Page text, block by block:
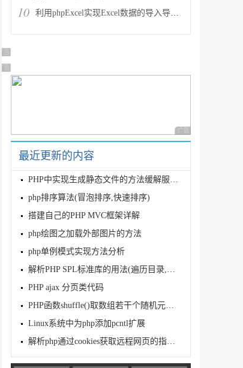
10 利用phpExcel实现Excel数据的导入导出(全步骤详细
广告 商业广告，理性选择
广告 商业广告，理性选择
广告 商业广告，理性
最近更新的内容
PHP中实现生成静态文件的方法缓解服务器压力
php排序算法(冒泡排序,快速排序)
搭建自己的PHP MVC框架详解
php绘图之加载外部图片的方法
php单例模式实现方法分析
解析PHP SPL标准库的用法(遍历目录,查找固定条件的文件)
PHP ajax 分页类代码
PHP函数shuffle()取数组若干个随机元素的方法分析
Linux系统中为php添加pcntl扩展
解析php通过cookies获取远程网页的指定代码